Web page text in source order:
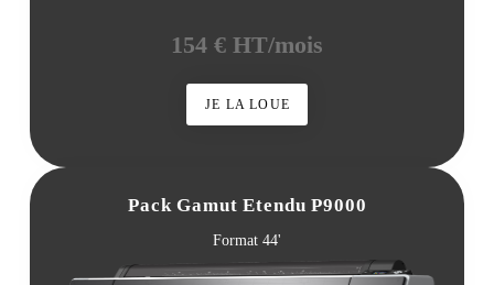
154 € HT/mois
JE LA LOUE
Pack Gamut Etendu P9000
Format 44'